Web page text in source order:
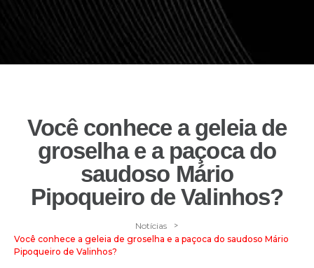
Você conhece a geleia de
groselha e a paçoca do
saudoso Mário
Pipoqueiro de Valinhos?
Notícias >
Você conhece a geleia de groselha e a paçoca do saudoso Mário
Pipoqueiro de Valinhos?